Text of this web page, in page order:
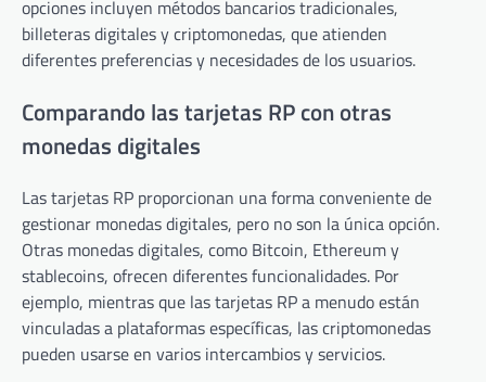
opciones incluyen métodos bancarios tradicionales,
billeteras digitales y criptomonedas, que atienden
diferentes preferencias y necesidades de los usuarios.
Comparando las tarjetas RP con otras
monedas digitales
Las tarjetas RP proporcionan una forma conveniente de
gestionar monedas digitales, pero no son la única opción.
Otras monedas digitales, como Bitcoin, Ethereum y
stablecoins, ofrecen diferentes funcionalidades. Por
ejemplo, mientras que las tarjetas RP a menudo están
vinculadas a plataformas específicas, las criptomonedas
pueden usarse en varios intercambios y servicios.